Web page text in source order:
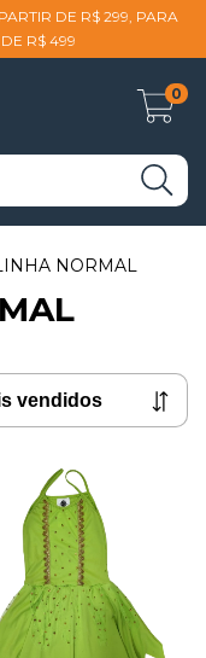
DE R$ 299, PARA
R$ 499
0
NORMAL